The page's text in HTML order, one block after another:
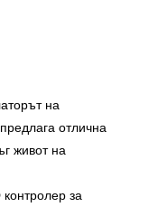
на
отлична
живот на
за